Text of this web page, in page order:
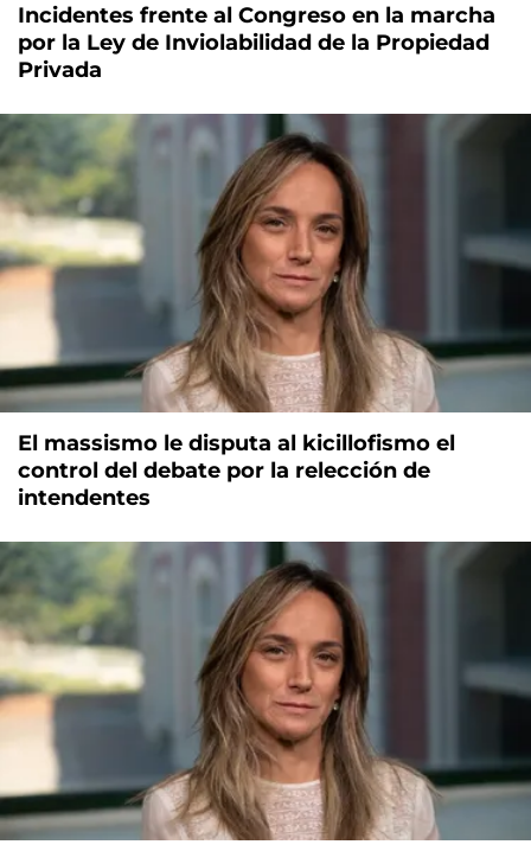
Incidentes frente al Congreso en la marcha
por la Ley de Inviolabilidad de la Propiedad
Privada
El massismo le disputa al kicillofismo el
control del debate por la relección de
intendentes